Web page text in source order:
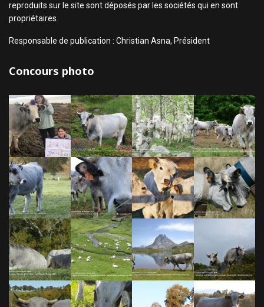
reproduits sur le site sont déposés par les sociétés qui en sont
propriétaires.
Responsable de publication : Christian Asna, Président
Concours photo